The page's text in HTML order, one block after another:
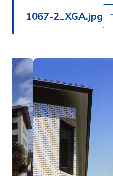
1067-2_XGA.jpg